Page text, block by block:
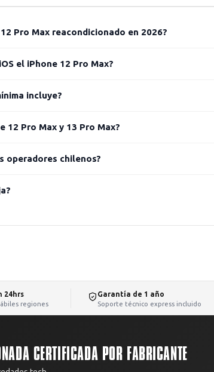
Pro Max reacondicionado en 2026?
el iPhone 12 Pro Max?
incluye?
12 Pro Max y 13 Pro Max?
operadores chilenos?
24hrs
regiones
Garantía de 1 año
Soporte técnico express incluido
CERTIFICADA POR FABRICANTE